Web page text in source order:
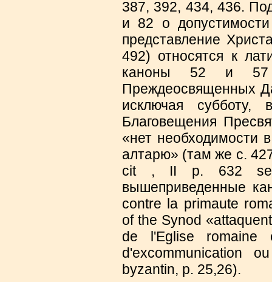
387, 392, 434, 436.
и 82 о
представление
492) относятся к
каноны 52 и 57
Преждеосвященных
исключая субботу,
Благовещения
«нет необходимости
алтарю» (там же с.
cit , ΙΙ p. 632
вышеприведенные
contre la primaute
of the Synod
de l'Eglise
d'excommunication
byzantin, p. 25,26).